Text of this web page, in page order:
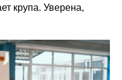
крупа. Уверена,